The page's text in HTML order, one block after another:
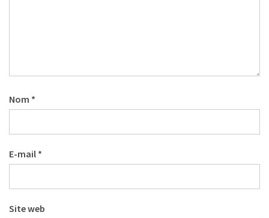
Nom *
E-mail *
Site web